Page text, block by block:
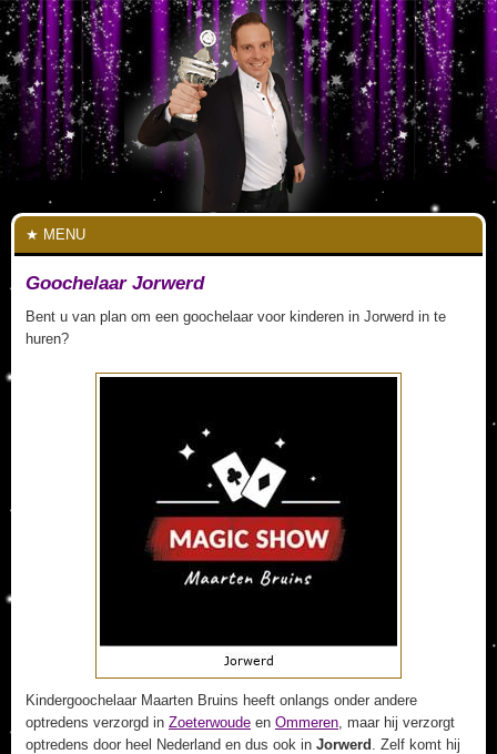
MENU
Goochelaar Jorwerd
Bent u van plan om een goochelaar voor kinderen in Jorwerd in te
huren?
Kindergoochelaar Maarten Bruins heeft onlangs onder andere
optredens verzorgd in Zoeterwoude en Ommeren, maar hij verzorgt
optredens door heel Nederland en dus ook in Jorwerd . Zelf komt hij